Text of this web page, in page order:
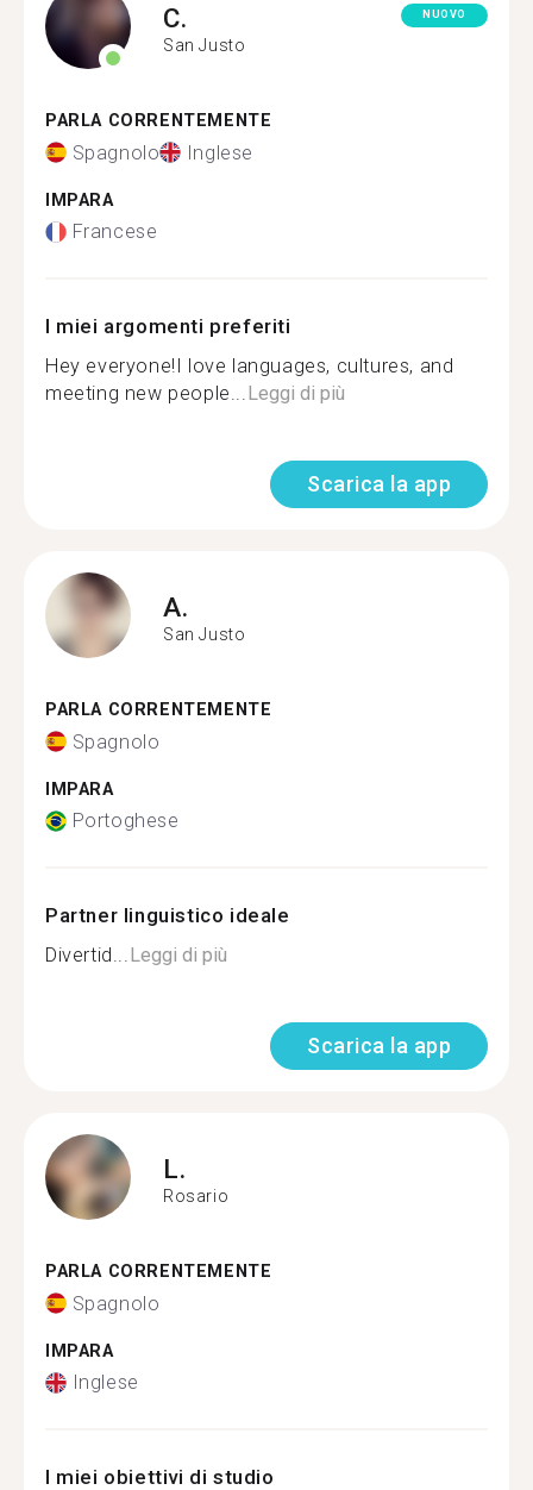
C.
San Justo
NUOVO
PARLA CORRENTEMENTE
Spagnolo Inglese
IMPARA
Francese
I miei argomenti preferiti
Hey everyone!I love languages, cultures, and
meeting new people...Leggi di più
Scarica la app
A.
San Justo
PARLA CORRENTEMENTE
Spagnolo
IMPARA
Portoghese
Partner linguistico ideale
Divertid...Leggi di più
Scarica la app
L.
Rosario
PARLA CORRENTEMENTE
Spagnolo
IMPARA
Inglese
I miei obiettivi di studio